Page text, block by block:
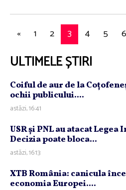
« 1 2 3 4 5 6
ULTIMELE ȘTIRI
Coiful de aur de la
ochii publicului....
astăzi, 16:41
USR şi PNL au atacat
Decizia poate bloca...
astăzi, 16:13
XTB România: canicula
economia Europei....